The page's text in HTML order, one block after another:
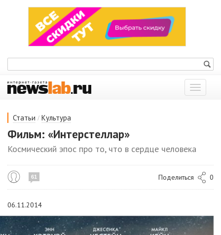
Показать
меню
Статьи / Культура
Фильм: «Интерстеллар»
Космический эпос про то, что в сердце человека
61 Поделиться 0
06.11.2014